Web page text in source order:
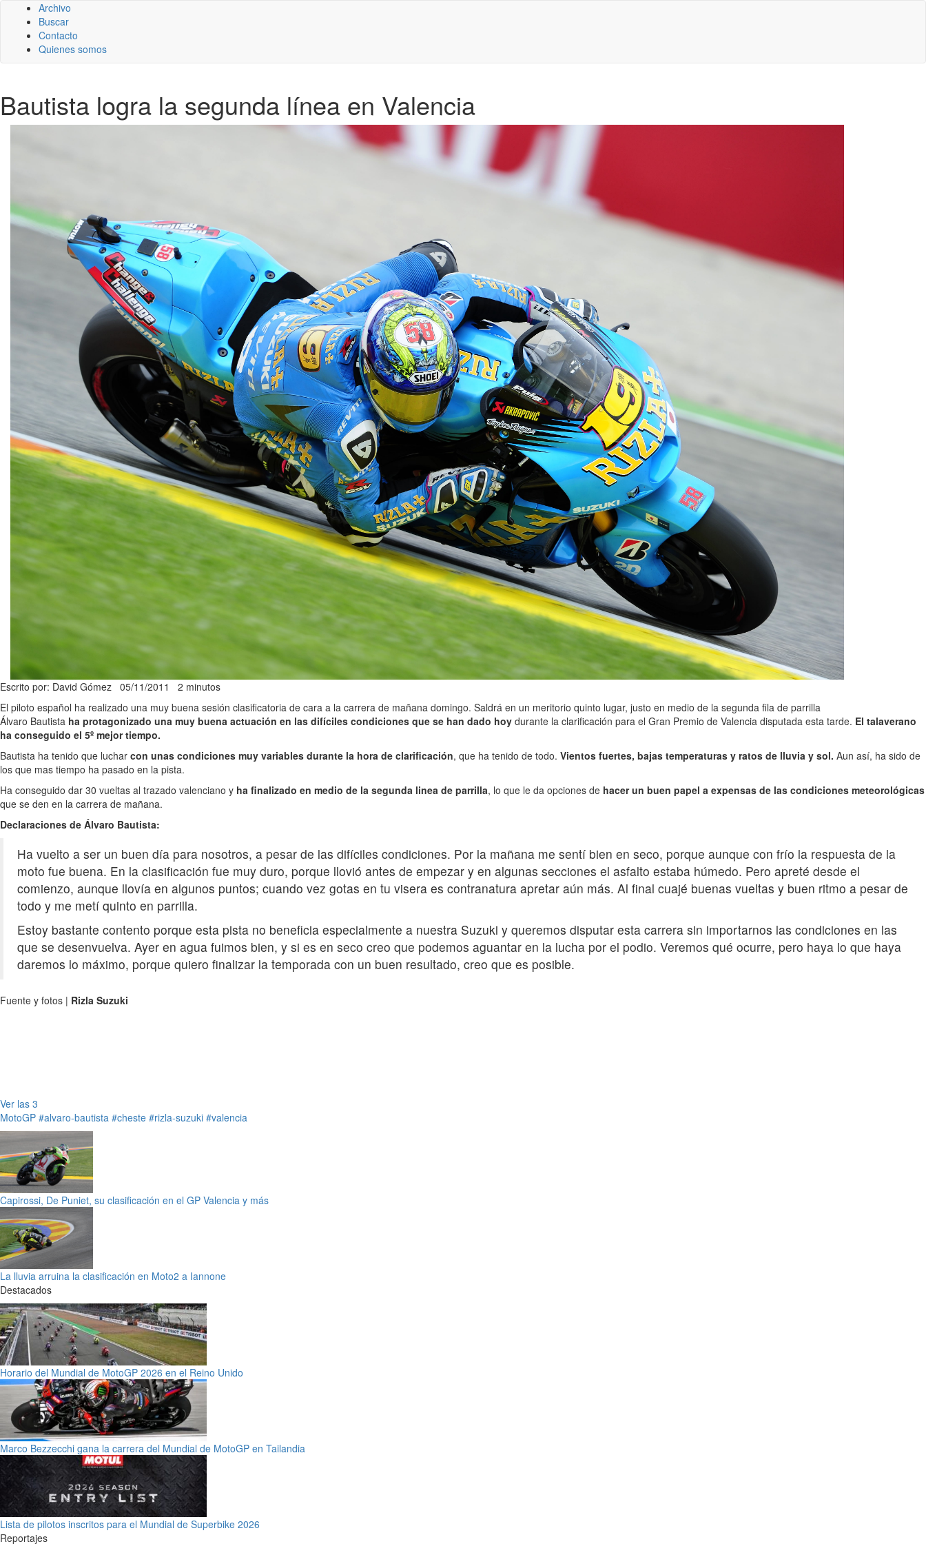
Archivo
Buscar
Contacto
Quienes somos
Bautista logra la segunda línea en Valencia
Escrito por: David Gómez 05/11/2011 2 minutos
El piloto español ha realizado una muy buena sesión clasificatoria de cara a la carrera de mañana domingo. Saldrá en un meritorio quinto lugar, justo en medio de la segunda fila de parrilla
Álvaro Bautista ha protagonizado una muy buena actuación en las difíciles condiciones que se han dado hoy durante la clarificación para el Gran Premio de Valencia disputada esta tarde. El talaverano
ha conseguido el 5º mejor tiempo.
Bautista ha tenido que luchar con unas condiciones muy variables durante la hora de clarificación, que ha tenido de todo. Vientos fuertes, bajas temperaturas y ratos de lluvia y sol. Aun así, ha sido de
los que mas tiempo ha pasado en la pista.
Ha conseguido dar 30 vueltas al trazado valenciano y ha finalizado en medio de la segunda linea de parrilla, lo que le da opciones de hacer un buen papel a expensas de las condiciones meteorológicas
que se den en la carrera de mañana.
Declaraciones de Álvaro Bautista:
Ha vuelto a ser un buen día para nosotros, a pesar de las difíciles condiciones. Por la mañana me sentí bien en seco, porque aunque con frío la respuesta de la
moto fue buena. En la clasificación fue muy duro, porque llovió antes de empezar y en algunas secciones el asfalto estaba húmedo. Pero apreté desde el
comienzo, aunque llovía en algunos puntos; cuando vez gotas en tu visera es contranatura apretar aún más. Al final cuajé buenas vueltas y buen ritmo a pesar de
todo y me metí quinto en parrilla.
Estoy bastante contento porque esta pista no beneficia especialmente a nuestra Suzuki y queremos disputar esta carrera sin importarnos las condiciones en las
que se desenvuelva. Ayer en agua fuimos bien, y si es en seco creo que podemos aguantar en la lucha por el podio. Veremos qué ocurre, pero haya lo que haya
daremos lo máximo, porque quiero finalizar la temporada con un buen resultado, creo que es posible.
Fuente y fotos | Rizla Suzuki
Ver las 3
MotoGP #alvaro-bautista #cheste #rizla-suzuki #valencia
Capirossi, De Puniet, su clasificación en el GP Valencia y más
La lluvia arruina la clasificación en Moto2 a Iannone
Destacados
Horario del Mundial de MotoGP 2026 en el Reino Unido
Marco Bezzecchi gana la carrera del Mundial de MotoGP en Tailandia
Lista de pilotos inscritos para el Mundial de Superbike 2026
Reportajes